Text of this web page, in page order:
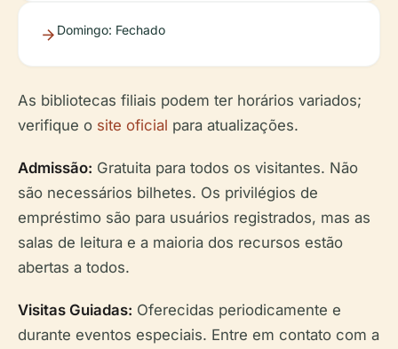
Domingo: Fechado
As bibliotecas filiais podem ter horários variados;
verifique o site oficial para atualizações.
Admissão: Gratuita para todos os visitantes. Não
são necessários bilhetes. Os privilégios de
empréstimo são para usuários registrados, mas as
salas de leitura e a maioria dos recursos estão
abertas a todos.
Visitas Guiadas: Oferecidas periodicamente e
durante eventos especiais. Entre em contato com a